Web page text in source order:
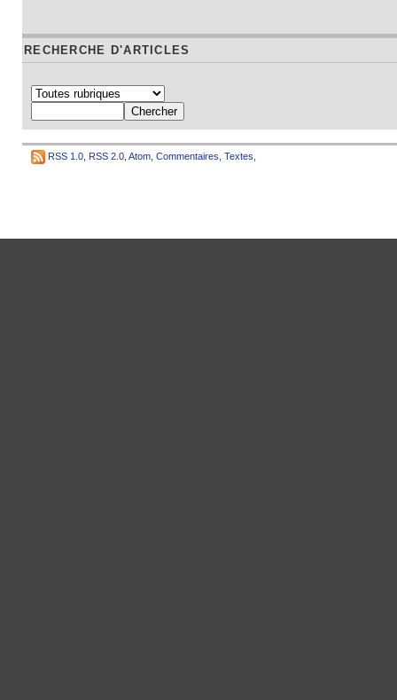
RECHERCHE D'ARTICLES
RSS 1.0 RSS 2.0 Atom Commentaires Textes